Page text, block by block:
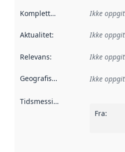
Kompletthet Ikke
Aktualitet: Ikke
Relevans: Ikke
Geografisk avgrensning :
Ikke
Tidsmessig avgrensning
Fra: